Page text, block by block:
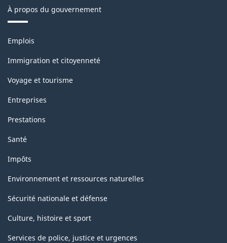
À propos du gouvernement
Thèmes
sujets
Emplois
Immigration et citoyenneté
Voyage et tourisme
Entreprises
Prestations
Santé
Impôts
Environnement et ressources naturelles
Sécurité nationale et défense
Culture, histoire et sport
Services de police, justice et urgences